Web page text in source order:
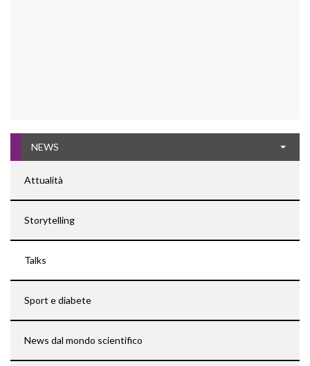
NEWS
Attualità
Storytelling
Talks
Sport e diabete
News dal mondo scientifico